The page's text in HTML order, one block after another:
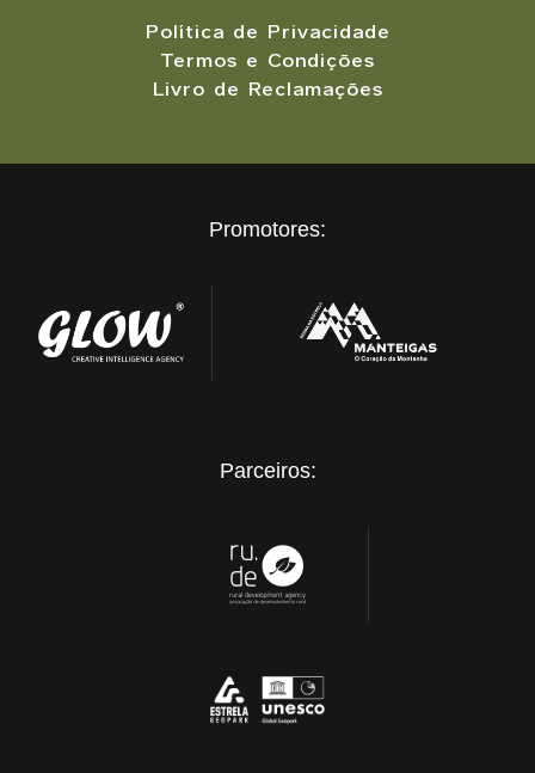
Política de Privacidade
Termos e Condições
Livro de Reclamações
Promotores:
Parceiros: